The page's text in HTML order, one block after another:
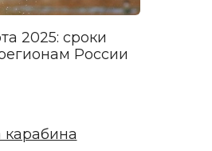
2025: сроки
России